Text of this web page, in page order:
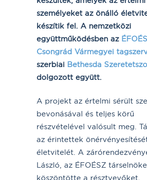
személyeket az önálló
készítik fel. A nemzetközi
együttműködésben az
Csongrád Vármegyei
szerbiai Bethesda
dolgozott együtt.
A projekt az értelmi sérült
bevonásával és teljes körű
részvételével valósult meg.
az érintettek
életvitelét. A
László, az ÉFOÉSZ
köszöntötte a résztvevőket.